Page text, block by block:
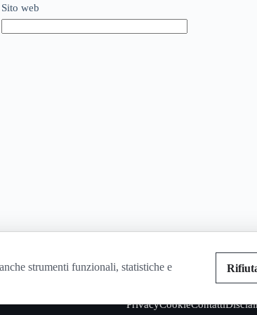
Sito web
PrivacyCookieContatti
strumenti funzionali, statistiche e